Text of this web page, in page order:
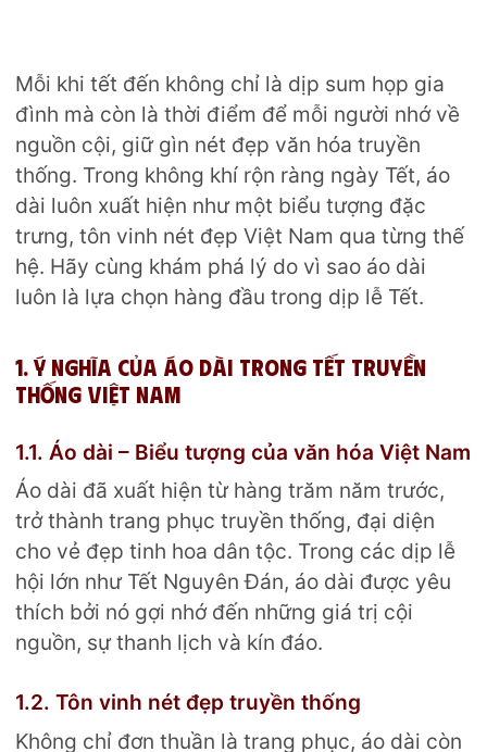
Mỗi khi tết đến không chỉ là dịp sum họp gia
đình mà còn là thời điểm để mỗi người nhớ về
nguồn cội, giữ gìn nét đẹp văn hóa truyền
thống. Trong không khí rộn ràng ngày Tết, áo
dài luôn xuất hiện như một biểu tượng đặc
trưng, tôn vinh nét đẹp Việt Nam qua từng thế
hệ. Hãy cùng khám phá lý do vì sao áo dài
luôn là lựa chọn hàng đầu trong dịp lễ Tết.
1. Ý nghĩa của áo dài trong Tết truyền
thống Việt Nam
1.1. Áo dài – Biểu tượng của văn hóa Việt Nam
Áo dài đã xuất hiện từ hàng trăm năm trước,
trở thành trang phục truyền thống, đại diện
cho vẻ đẹp tinh hoa dân tộc. Trong các dịp lễ
hội lớn như Tết Nguyên Đán, áo dài được yêu
thích bởi nó gợi nhớ đến những giá trị cội
nguồn, sự thanh lịch và kín đáo.
1.2. Tôn vinh nét đẹp truyền thống
Không chỉ đơn thuần là trang phục, áo dài còn